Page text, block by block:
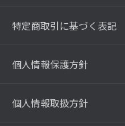
特定商取引に基づく表記
個人情報保護方針
個人情報取扱方針